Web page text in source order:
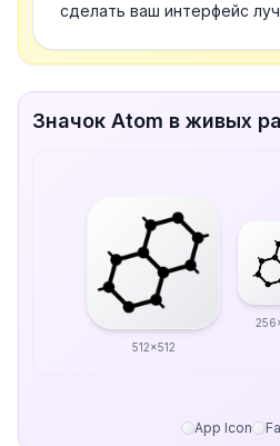
сделать ваш интерфейс
Значок Atom в живых
512x512
App Icon